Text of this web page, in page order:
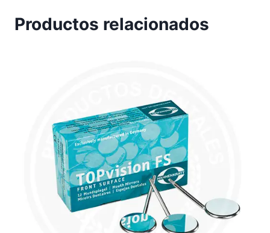
Productos relacionados